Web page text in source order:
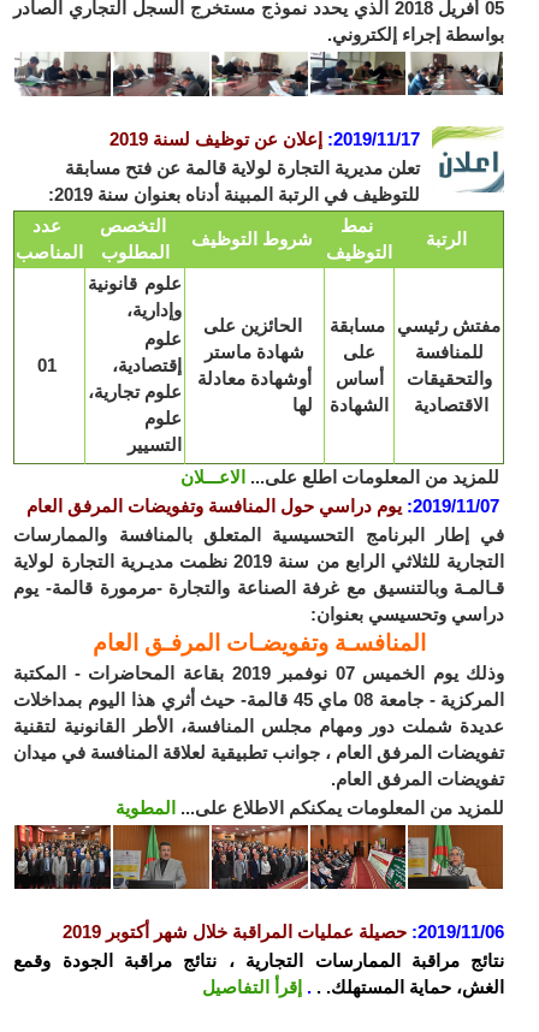
05 أفريل 2018 الذي يحدد نموذج مستخرج السجل التجاري الصادر
بواسطة إجراء إلكتروني.
2019/11/17
: إعلان عن توظيف لسنة 2019
تعلن مديرية التجارة لولاية قالمة عن فتح مسابقة
للتوظيف في الرتبة المبينة أدناه بعنوان سنة 2019:
عدد
المناصب
التخصص
المطلوب
شروط التوظيف
نمط
التوظيف
الرتبة
علوم قانونية
وإدارية،
علوم
إقتصادية،
علوم تجارية،
علوم
التسيير
الحائزين على
شهادة ماستر
أوشهادة معادلة
لها
مسابقة
على
أساس
الشهادة
مفتش رئيسي
للمنافسة
والتحقيقات
الاقتصادية
للمزيد من المعلومات اطلع على... الاعـــلان
2019/11/07
: يوم دراسي حول المنافسة وتفويضات المرفق العام
في إطار البرنامج التحسيسية المتعلق بالمنافسة والممارسات
التجارية للثلاثي الرابع من سنة 2019 نظمت مديـرية التجارة لولاية
قـالمـة وبالتنسيق مع غرفة الصناعة والتجارة -مرمورة قالمة- يوم
دراسي وتحسيسي بعنوان:
المنافسـة وتفويضـات المرفـق العام
وذلك يوم الخميس 07 نوفمبر 2019 بقاعة المحاضرات - المكتبة
المركزية - جامعة 08 ماي 45 قالمة- حيث أثري هذا اليوم بمداخلات
عديدة شملت دور ومهام مجلس المنافسة، الأطر القانونية لتقنية
تفويضات المرفق العام ، جوانب تطبيقية لعلاقة المنافسة في ميدان
تفويضات المرفق العام.
للمزيد من المعلومات يمكنكم الاطلاع على... المطوية
2019/11/06
: حصيلة عمليات المراقبة خلال شهر أكتوبر 2019
نتائج مراقبة الممارسات التجارية ، نتائج مراقبة الجودة وقمع
الغش، حماية المستهلك. . . إقرأ التفاصيل